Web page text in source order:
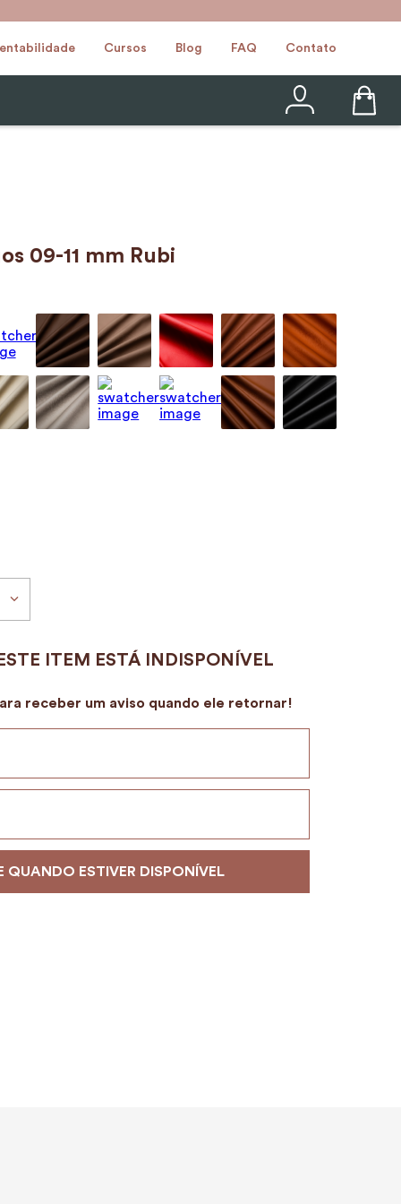
Cursos Blog FAQ Contato
09-11 mm Rubi